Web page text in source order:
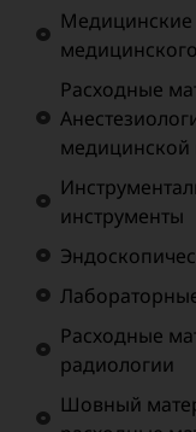
Медицинские
Расходные
инструменты
Расходные
радиологии
Шовный